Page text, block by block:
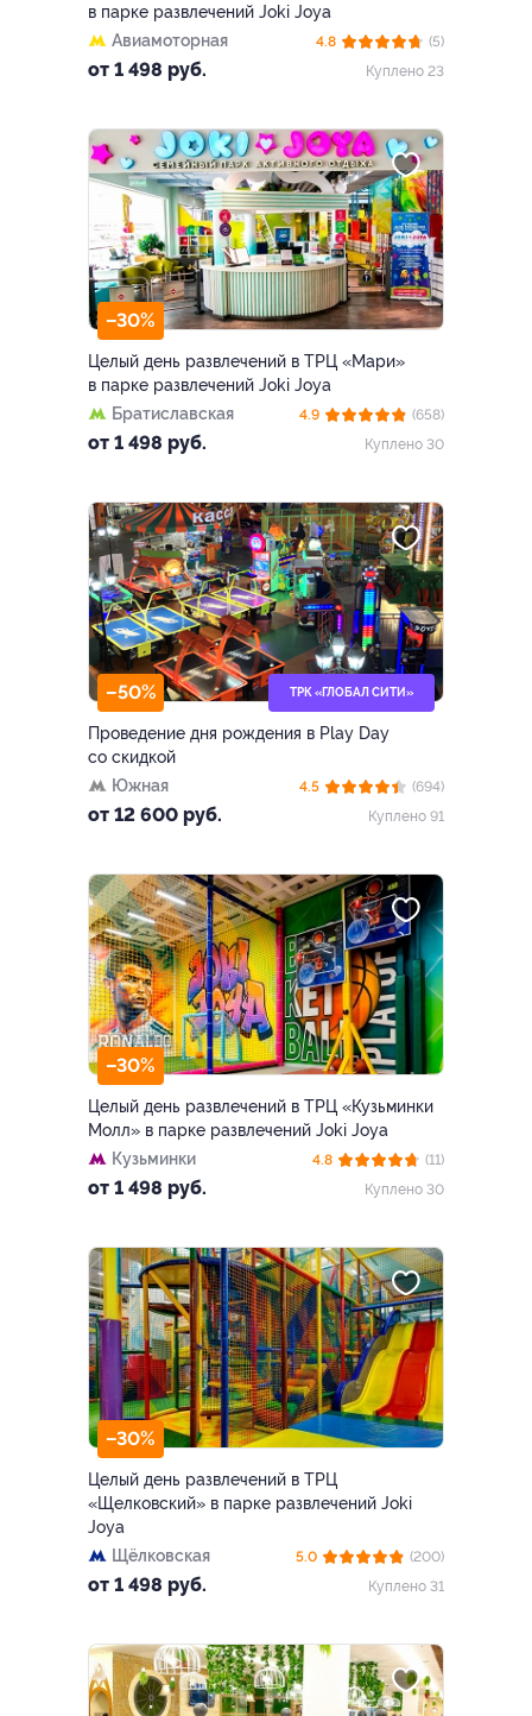
в парке развлечений Joki Joya
Авиамоторная
от 1 498 руб.
4.8
(5)
Куплено 23
–30%
Целый день развлечений в ТРЦ «Мари»
в парке развлечений Joki Joya
Братиславская
от 1 498 руб.
4.9
(658)
Куплено 30
–50% ТРК «ГЛОБАЛ СИТИ»
Проведение дня рождения в Play Day
со скидкой
Южная
от 12 600 руб.
4.5
(694)
Куплено 91
–30%
Целый день развлечений в ТРЦ «Кузьминки
Молл» в парке развлечений Joki Joya
Кузьминки
от 1 498 руб.
4.8
(11)
Куплено 30
–30%
Целый день развлечений в ТРЦ
«Щелковский» в парке развлечений Joki
Joya
Щёлковская
от 1 498 руб.
5.0
(200)
Куплено 31